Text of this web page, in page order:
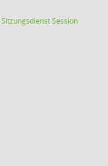
SitzungsdienstSession(Wird in